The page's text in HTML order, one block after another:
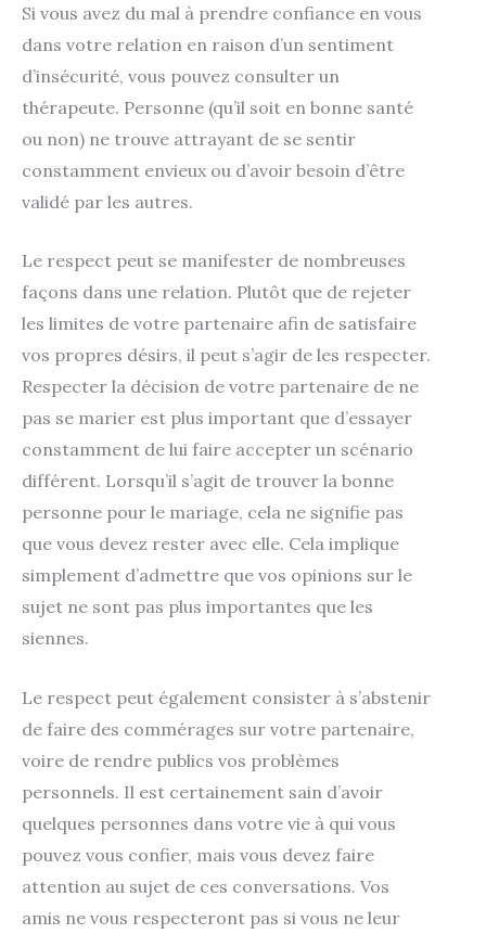
Si vous avez du mal à prendre confiance en vous
dans votre relation en raison d’un sentiment
d’insécurité, vous pouvez consulter un
thérapeute. Personne (qu’il soit en bonne santé
ou non) ne trouve attrayant de se sentir
constamment envieux ou d’avoir besoin d’être
validé par les autres.
Le respect peut se manifester de nombreuses
façons dans une relation. Plutôt que de rejeter
les limites de votre partenaire afin de satisfaire
vos propres désirs, il peut s’agir de les respecter.
Respecter la décision de votre partenaire de ne
pas se marier est plus important que d’essayer
constamment de lui faire accepter un scénario
différent. Lorsqu’il s’agit de trouver la bonne
personne pour le mariage, cela ne signifie pas
que vous devez rester avec elle. Cela implique
simplement d’admettre que vos opinions sur le
sujet ne sont pas plus importantes que les
siennes.
Le respect peut également consister à s’abstenir
de faire des commérages sur votre partenaire,
voire de rendre publics vos problèmes
personnels. Il est certainement sain d’avoir
quelques personnes dans votre vie à qui vous
pouvez vous confier, mais vous devez faire
attention au sujet de ces conversations. Vos
amis ne vous respecteront pas si vous ne leur